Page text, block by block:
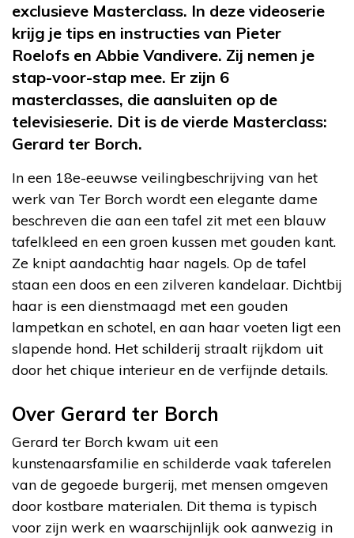
exclusieve Masterclass. In deze videoserie
krijg je tips en instructies van Pieter
Roelofs en Abbie Vandivere. Zij nemen je
stap-voor-stap mee. Er zijn 6
masterclasses, die aansluiten op de
televisieserie. Dit is de vierde Masterclass:
Gerard ter Borch.
In een 18e-eeuwse veilingbeschrijving van het
werk van Ter Borch wordt een elegante dame
beschreven die aan een tafel zit met een blauw
tafelkleed en een groen kussen met gouden kant.
Ze knipt aandachtig haar nagels. Op de tafel
staan een doos en een zilveren kandelaar. Dichtbij
haar is een dienstmaagd met een gouden
lampetkan en schotel, en aan haar voeten ligt een
slapende hond. Het schilderij straalt rijkdom uit
door het chique interieur en de verfijnde details.
Over Gerard ter Borch
Gerard ter Borch kwam uit een
kunstenaarsfamilie en schilderde vaak taferelen
van de gegoede burgerij, met mensen omgeven
door kostbare materialen. Dit thema is typisch
voor zijn werk en waarschijnlijk ook aanwezig in